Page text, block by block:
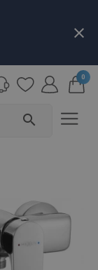
close
search
0